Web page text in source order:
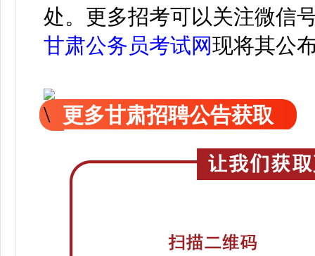
处。 更多招考可以关注微信
甘肃公务员考试网现将其公
更多甘肃招聘公告获取